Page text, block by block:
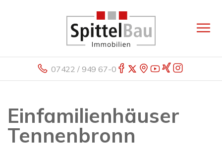
07422 / 949 67-0
Einfamilienhäuser
Tennenbronn